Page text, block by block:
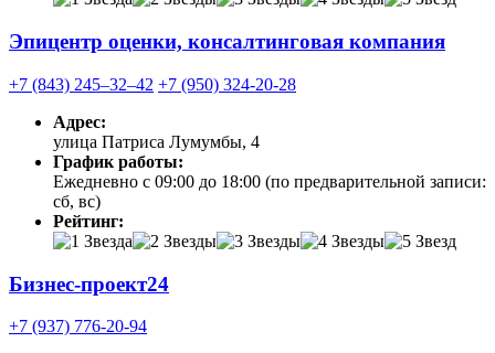
Эпицентр оценки, консалтинговая компания
+7 (843) 245‒32‒42 +7 (950) 324-20-28
Адрес:
улица Патриса Лумумбы, 4
График работы:
Ежедневно с 09:00 до 18:00 (по предварительной записи:
сб, вс)
Рейтинг:
Бизнес-проект24
+7 (937) 776-20-94